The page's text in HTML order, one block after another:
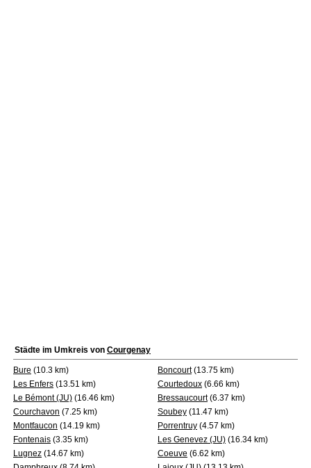
Städte im Umkreis von Courgenay
Bure (10.3 km) Boncourt(13.75 km)
Les Enfers (13.51 km) Courtedoux (6.66 km)
Le Bémont (JU) (16.46 km) Bressaucourt(6.37 km)
Courchavon (7.25 km) Soubey (11.47 km)
Montfaucon (14.19 km) Porrentruy (4.57 km)
Fontenais (3.35 km) Les Genevez (JU) (16.34 km)
Lugnez (14.67 km) Coeuve (6.62 km)